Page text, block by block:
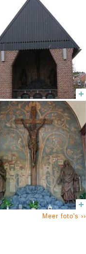
Meer foto's ››